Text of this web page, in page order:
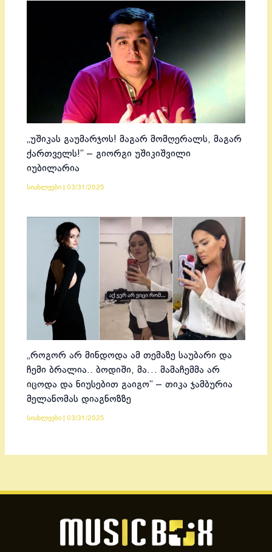
„უშიკას გაუმარჯოს! მაგარ მომღერალს, მაგარ
ქართველს!“ – გიორგი უშიკიშვილი
იუბილარია
სიახლეები 03/31/2025
„როგორ არ მინდოდა ამ თემაზე საუბარი და
ჩემი ბრალია.. ბოდიში, მა… მამაჩემმა არ
იცოდა და ნიუსებით გაიგო“ – თიკა ჯამბურია
მელანომას დიაგნოზზე
სიახლეები 03/31/2025